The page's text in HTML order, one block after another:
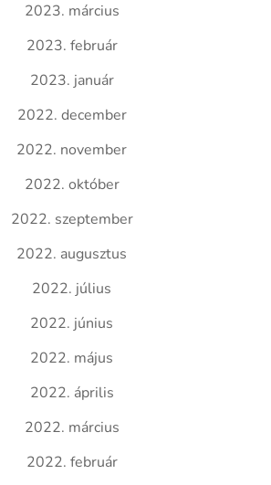
2023. március
2023. február
2023. január
2022. december
2022. november
2022. október
2022. szeptember
2022. augusztus
2022. július
2022. június
2022. május
2022. április
2022. március
2022. február